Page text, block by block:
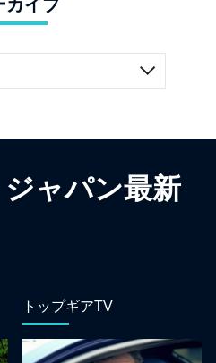
カイブ
ジャパン最新
トップギアTV